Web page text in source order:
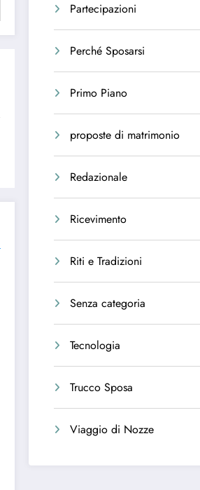
Partecipazioni
Perché Sposarsi
Primo Piano
proposte di matrimonio
Redazionale
Ricevimento
Riti e Tradizioni
Senza categoria
Tecnologia
Trucco Sposa
Viaggio di Nozze